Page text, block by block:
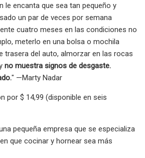
le encanta que sea tan pequeño y
un par de veces por semana
cuatro meses en las condiciones no
meterlo en una bolsa o mochila
trasera del auto, almorzar en las rocas
no muestra signos de desgaste.
" —Marty Nadar
por $ 14,99 (disponible en seis
pequeña empresa que se especializa
que cocinar y hornear sea más